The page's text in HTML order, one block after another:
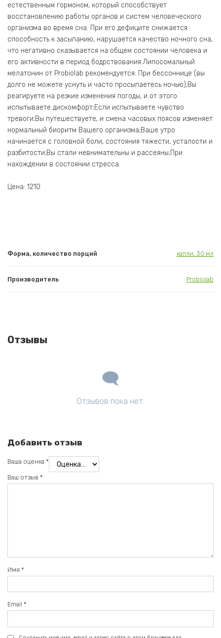
естественным гормоном, который способствует
восстановлению работы органов и систем человеческого
организма во время сна. При его дефиците снижается
способность к засыпанию, нарушается качество ночного сна,
что негативно сказывается на общем состоянии человека и
его активности в период бодрствования.Липосомальный
мелатонин от Probiolab рекомендуется: При бессоннице (вы
долго не можете уснуть и часто просыпаетесь ночью);Вы
реагируете на резкие изменения погоды, и от этого
испытываете дискомфорт;Если испытываете чувство
тревоги;Вы путешествуете, и смена часовых поясов изменяет
нормальный биоритм Вашего организма;Ваше утро
начинается с головной боли, состояния тяжести, усталости и
разбитости;Вы стали невнимательны и рассеяны;При
нахождении в состоянии стресса.
Цена: 1210
Форма, количество порций капли, 30 мл
Производитель Probiolab
Отзывы
Отзывов пока нет.
Добавить отзыв
Ваша оценка *
Ваш отзыв *
Имя *
Email *